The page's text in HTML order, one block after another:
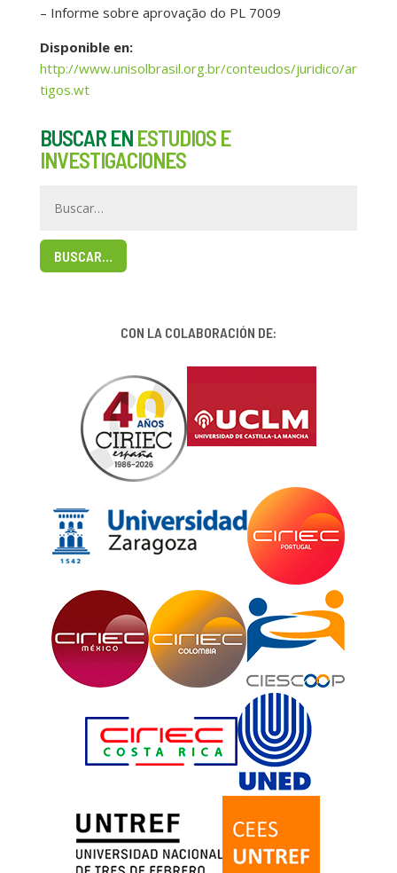
– Informe sobre aprovação do PL 7009
Disponible en:
http://www.unisolbrasil.org.br/conteudos/juridico/ar
tigos.wt
BUSCAR EN ESTUDIOS E
INVESTIGACIONES
BUSCAR…
CON LA COLABORACIÓN DE: